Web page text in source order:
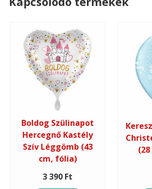
Boldog Szülinapot
Hercegnő Kastély
Szív Léggömb (43
cm, fólia)
3 390 Ft